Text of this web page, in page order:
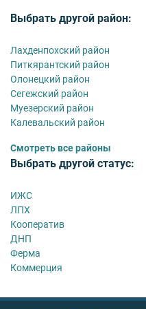
Выбрать другой район:
Лахденпохский район
Питкярантский район
Олонецкий район
Сегежский район
Муезерский район
Калевальский район
Смотреть все районы
Выбрать другой статус:
ИЖС
ЛПХ
Кооператив
ДНП
Ферма
Коммерция